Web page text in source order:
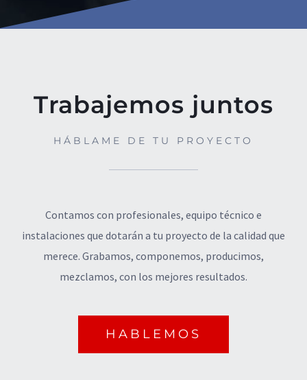
Trabajemos juntos
HÁBLAME DE TU PROYECTO
Contamos con profesionales, equipo técnico e
instalaciones que dotarán a tu proyecto de la calidad que
merece. Grabamos, componemos, producimos,
mezclamos, con los mejores resultados.
HABLEMOS